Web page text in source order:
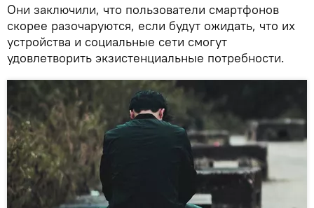
Они заключили, что пользователи смартфонов
скорее разочаруются, если будут ожидать, что их
устройства и социальные сети смогут
удовлетворить экзистенциальные потребности.